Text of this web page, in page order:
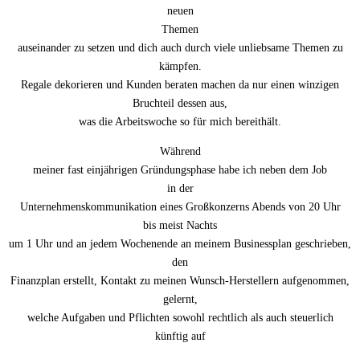
neuen
Themen
auseinander zu setzen und dich auch durch viele unliebsame Themen zu
kämpfen.
Regale dekorieren und Kunden beraten machen da nur einen winzigen
Bruchteil dessen aus,
was die Arbeitswoche so für mich bereithält.
Während
meiner fast einjährigen Gründungsphase habe ich neben dem Job
in der
Unternehmenskommunikation eines Großkonzerns Abends von 20 Uhr
bis meist Nachts
um 1 Uhr und an jedem Wochenende an meinem Businessplan geschrieben,
den
Finanzplan erstellt, Kontakt zu meinen Wunsch-Herstellern aufgenommen,
gelernt,
welche Aufgaben und Pflichten sowohl rechtlich als auch steuerlich
künftig auf